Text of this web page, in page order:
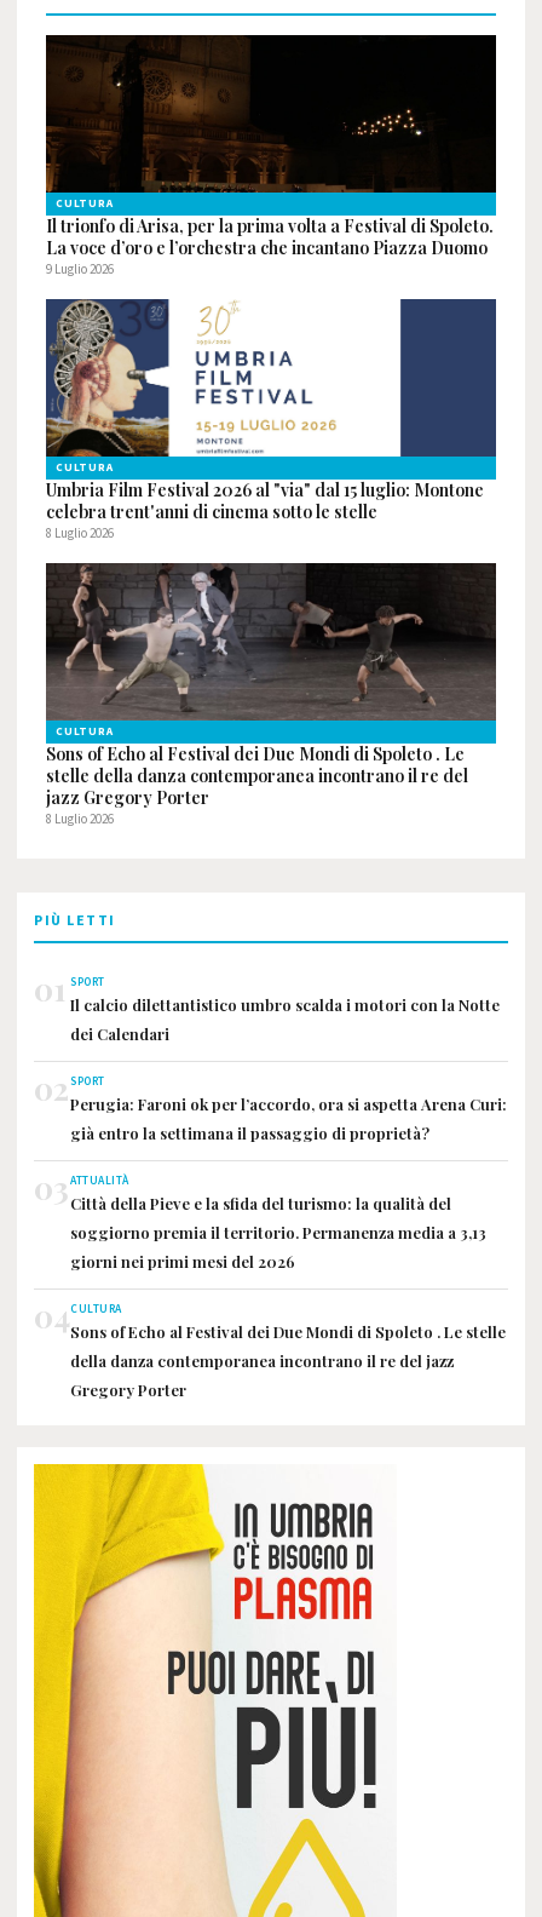
CULTURA
Il trionfo di Arisa, per la prima volta a Festival di Spoleto.
La voce d’oro e l’orchestra che incantano Piazza Duomo
9 Luglio 2026
CULTURA
Umbria Film Festival 2026 al "via" dal 15 luglio: Montone
celebra trent'anni di cinema sotto le stelle
8 Luglio 2026
CULTURA
Sons of Echo al Festival dei Due Mondi di Spoleto . Le
stelle della danza contemporanea incontrano il re del
jazz Gregory Porter
8 Luglio 2026
PIÙ LETTI
01 SPORT
Il calcio dilettantistico umbro scalda i motori con la Notte
dei Calendari
02SPORT
Perugia: Faroni ok per l’accordo, ora si aspetta Arena Curi:
già entro la settimana il passaggio di proprietà?
03ATTUALITÀ
Città della Pieve e la sfida del turismo: la qualità del
soggiorno premia il territorio. Permanenza media a 3,13
giorni nei primi mesi del 2026
04CULTURA
Sons of Echo al Festival dei Due Mondi di Spoleto . Le stelle
della danza contemporanea incontrano il re del jazz
Gregory Porter